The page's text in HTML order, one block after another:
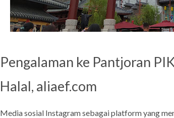
Pengalaman ke Pantjoran
Halal, aliaef.com
Media sosial Instagram sebagai platform yang